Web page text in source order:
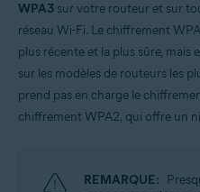
WPA3 sur votre routeur et sur
réseau Wi-Fi. Le chiffrement
plus récente et la plus sûre, mais
sur les modèles de routeurs les
prend pas en charge le
chiffrement WPA2, qui offre un
REMARQUE: